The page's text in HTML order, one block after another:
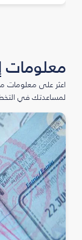
معلومات
اعثر على معلومات
لمساعدتك في